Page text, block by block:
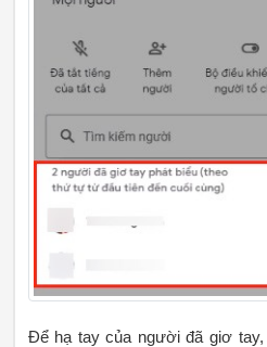
Để hạ tay của người đã giơ